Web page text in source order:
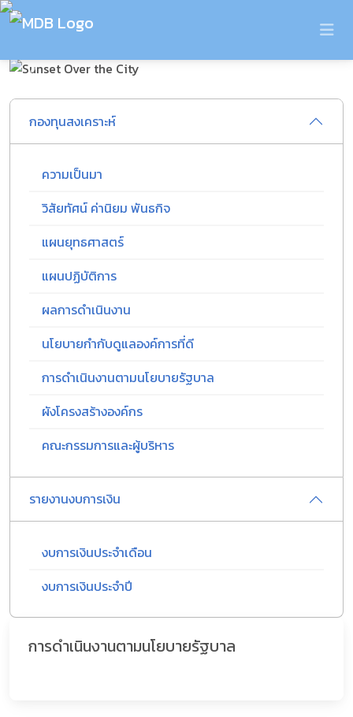
Previous
กองทุนสงเคราะห์
ความเป็นมา
วิสัยทัศน์ ค่านิยม พันธกิจ
แผนยุทธศาสตร์
แผนปฏิบัติการ
ผลการดำเนินงาน
นโยบายกำกับดูแลองค์การที่ดี
การดำเนินงานตามนโยบายรัฐบาล
ผังโครงสร้างองค์กร
คณะกรรมการและผู้บริหาร
รายงานงบการเงิน
งบการเงินประจำเดือน
งบการเงินประจำปี
การดำเนินงานตามนโยบายรัฐบาล